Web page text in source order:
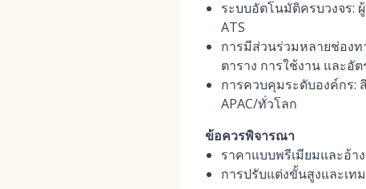
ระบบอัตโนมัติครบวงจร:
ATS
การมีส่วนร่วมหลายช่องท
ตาราง การใช้งาน และอั
การควบคุมระดับองค์กร:
APAC/ทั่วโลก
ข้อควรพิจารณา
ราคาแบบพรีเมียมและอ้า
การปรับแต่งขั้นสูงและเท